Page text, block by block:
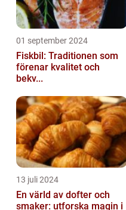
01 september 2024
Fiskbil: Traditionen som
förenar kvalitet och
bekv...
13 juli 2024
En värld av dofter och
smaker: utforska magin i